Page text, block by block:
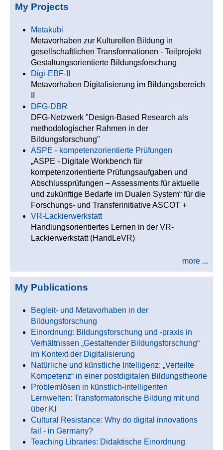
My Projects
Metakubi
Metavorhaben zur Kulturellen Bildung in
gesellschaftlichen Transformationen - Teilprojekt
Gestaltungsorientierte Bildungsforschung
Digi-EBF-II
Metavorhaben Digitalisierung im Bildungsbereich
DFG-DBR
DFG-Netzwerk "Design-Based Research als
methodologischer Rahmen in der
Bildungsforschung"
ASPE - kompetenzorientierte Prüfungen
„ASPE - Digitale Workbench für
kompetenzorientierte Prüfungsaufgaben und
Abschlussprüfungen – Assessments für aktuelle
und zukünftige Bedarfe im Dualen System“ für die
Forschungs- und Transferinitiative ASCOT +
VR-Lackierwerkstatt
Handlungsorientiertes Lernen in der VR-
Lackierwerkstatt (HandLeVR)
more ...
My Publications
Begleit- und Metavorhaben in der
Bildungsforschung
Einordnung: Bildungsforschung und -praxis in
Verhältnissen „Gestaltender Bildungsforschung“
im Kontext der Digitalisierung
Natürliche und künstliche Intelligenz: „Verteilte
Kompetenz“ in einer postdigitalen Bildungstheorie
Problemlösen in künstlich-intelligenten
Lernwelten: Transformatorische Bildung mit und
über KI
Cultural Resistance: Why do digital innovations
fail - in Germany?
Teaching Libraries: Didaktische Einordnung